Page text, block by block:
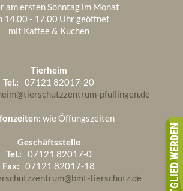
MITGLIED WERDEN
am ersten Sonntag im Monat
14.00 - 17.00 Uhr geöffnet
mit Kaffee & Kuchen
Tierheim
Tel.:
07121 82017-20
pfullingen.de
wie Öffungszeiten
Geschäftsstelle
Tel.:
07121 82017-0
Fax:
07121 82017-18
tierschutz.de